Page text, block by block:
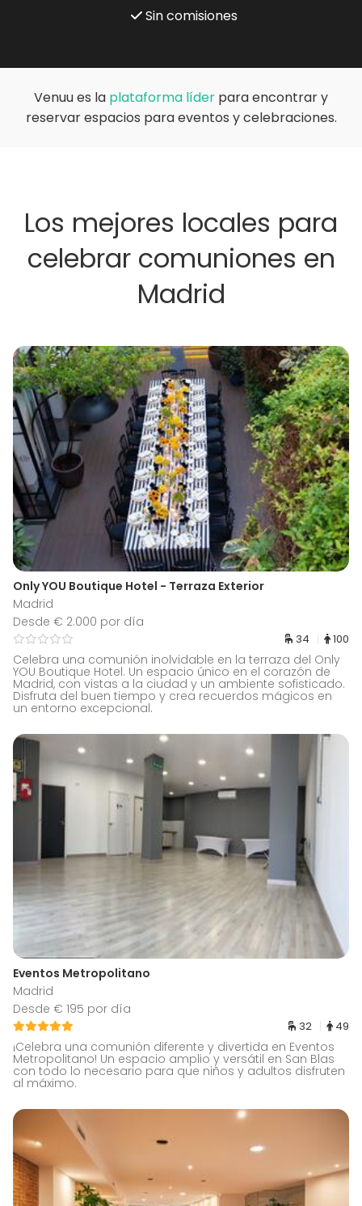
Sin comisiones
Venuu es la plataforma líder para encontrar y
reservar espacios para eventos y celebraciones.
Los mejores locales para
celebrar comuniones en
Madrid
Only YOU Boutique Hotel - Terraza Exterior
Madrid
Desde € 2.000 por día
34 100
Celebra una comunión inolvidable en la terraza del Only
YOU Boutique Hotel. Un espacio único en el corazón de
Madrid, con vistas a la ciudad y un ambiente sofisticado.
Disfruta del buen tiempo y crea recuerdos mágicos en
un entorno excepcional.
Eventos Metropolitano
Madrid
Desde € 195 por día
32 49
¡Celebra una comunión diferente y divertida en Eventos
Metropolitano! Un espacio amplio y versátil en San Blas
con todo lo necesario para que niños y adultos disfruten
al máximo.